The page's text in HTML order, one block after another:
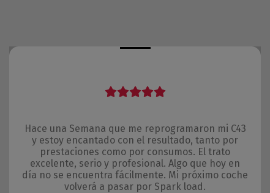
Hace una Semana que me reprogramaron mi C43
y estoy encantado con el resultado, tanto por
prestaciones como por consumos. El trato
excelente, serio y profesional. Algo que hoy en
día no se encuentra fácilmente. Mi próximo coche
volverá a pasar por Spark load.